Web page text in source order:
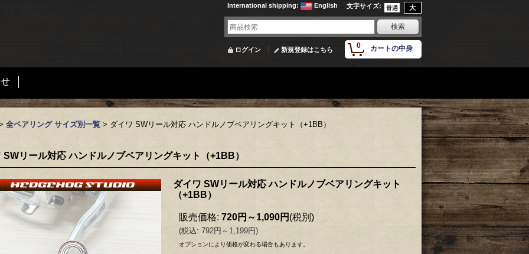
文字サイズ:
International shipping: English
0 カートの中身
ログイン 新規登録はこちら
全ベアリング サイズ別一覧 > ダイワ SWリール対応 ハンドルノブベアリングキット（+1BB）
SWリール対応 ハンドルノブベアリングキット（+1BB）
ダイワ SWリール対応 ハンドルノブベアリングキット
（+1BB）
販売価格: 720円～1,090円 (税別)
(税込: 792円～1,199円)
オプションにより価格が変わる場合もあります。